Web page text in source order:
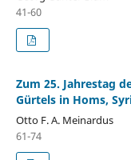
41-60
Zum 25. Jahrestag
Gürtels in Homs,
Otto F. A. Meinardus
61-74